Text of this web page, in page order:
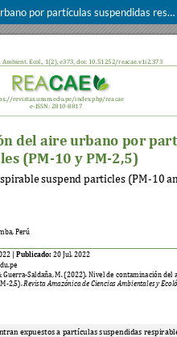
Nivel de contaminación del aire urbano por partículas suspendidas respirables (PM-10 y PM-2,5)